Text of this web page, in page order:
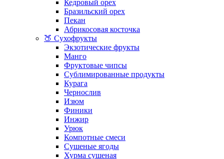
Кедровый орех
Бразильский орех
Пекан
Абрикосовая косточка
🍑 Сухофрукты
Экзотические фрукты
Манго
Фруктовые чипсы
Сублимированные продукты
Курага
Чернослив
Изюм
Финики
Инжир
Урюк
Компотные смеси
Сушеные ягоды
Хурма сушеная